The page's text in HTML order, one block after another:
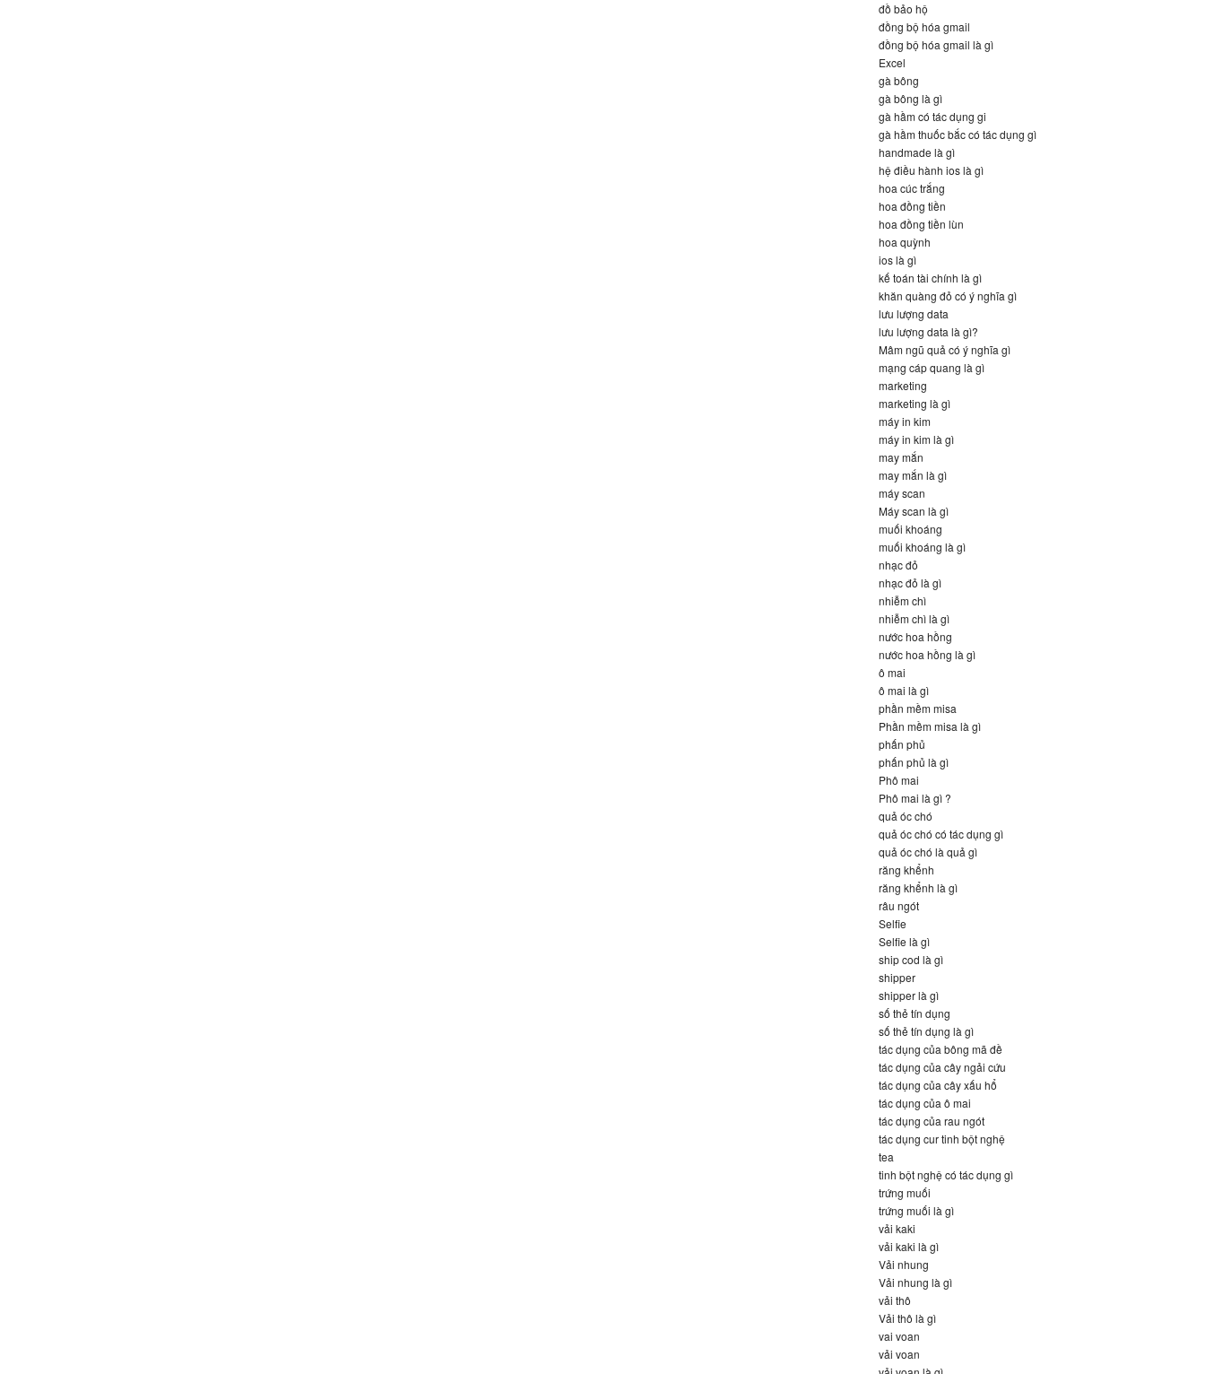
đồ bảo hộ
đồng bộ hóa gmail
đồng bộ hóa gmail là gì
Excel
gà bông
gà bông là gì
gà hầm có tác dụng gi
gà hầm thuốc bắc có tác dụng gì
handmade là gì
hệ điều hành ios là gì
hoa cúc trắng
hoa đồng tiền
hoa đồng tiền lùn
hoa quỳnh
ios là gì
kế toán tài chính là gì
khăn quàng đỏ có ý nghĩa gì
lưu lượng data
lưu lượng data là gì?
Mâm ngũ quả có ý nghĩa gì
mạng cáp quang là gì
marketing
marketing là gì
máy in kim
máy in kim là gì
may mắn
may mắn là gì
máy scan
Máy scan là gì
muối khoáng
muối khoáng là gì
nhạc đỏ
nhạc đỏ là gì
nhiễm chì
nhiễm chì là gì
nước hoa hồng
nước hoa hồng là gì
ô mai
ô mai là gì
phần mềm misa
Phần mềm misa là gì
phấn phủ
phấn phủ là gì
Phô mai
Phô mai là gì ?
quả óc chó
quả óc chó có tác dụng gì
quả óc chó là quả gì
răng khểnh
răng khểnh là gì
râu ngót
Selfie
Selfie là gì
ship cod là gì
shipper
shipper là gì
số thẻ tín dụng
số thẻ tín dụng là gì
tác dụng của bông mã đề
tác dụng của cây ngải cứu
tác dụng của cây xấu hổ
tác dụng của ô mai
tác dụng của rau ngót
tác dụng cur tinh bột nghệ
tea
tinh bột nghệ có tác dụng gì
trứng muối
trứng muối là gì
vải kaki
vải kaki là gì
Vải nhung
Vải nhung là gì
vải thô
Vải thô là gì
vai voan
vải voan